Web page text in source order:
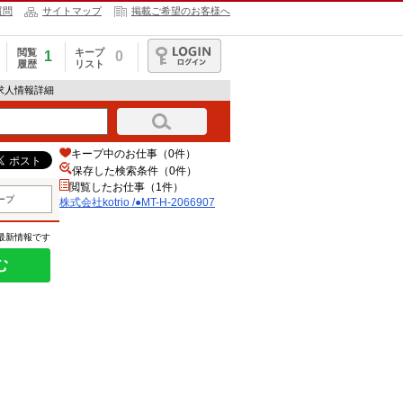
問 サイトマップ 掲載ご希望のお客様へ
閲覧
履歴
1
キープ
リスト
0
ログイン
人情報詳細
プ
新情報です
キープ中のお仕事（0件）
保存した検索条件（0件）
閲覧したお仕事（1件）
株式会社kotrio /●MT-H-2066907